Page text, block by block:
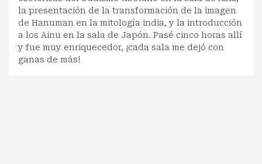
la presentación de la transformación de la imagen
de Hanuman en la mitología india, y la introducción
a los Ainu en la sala de Japón. Pasé cinco horas allí
y fue muy enriquecedor, ¡cada sala me dejó con
ganas de más!